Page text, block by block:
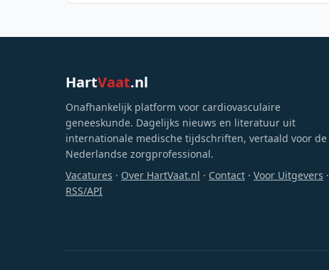
HartVaat.nl
Onafhankelijk platform voor cardiovasculaire
geneeskunde. Dagelijks nieuws en literatuur uit
internationale medische tijdschriften, vertaald voor de
Nederlandse zorgprofessional.
Vacatures · Over HartVaat.nl · Contact · Voor Uitgevers ·
RSS/API